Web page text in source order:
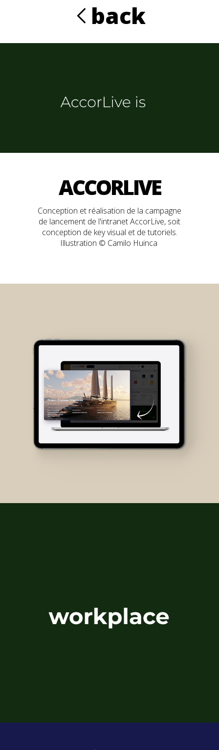
Aller au contenu principal
R back
ACCORLIVE
Conception et réalisation de la campagne
de lancement de l'intranet AccorLive, soit
conception de key visual et de tutoriels.
Illustration © Camilo Huinca